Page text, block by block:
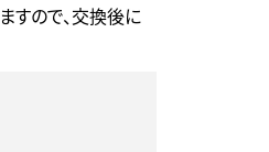
すので、交換後に